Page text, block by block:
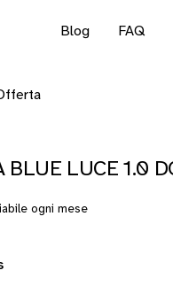
Blog FAQ
BLUE LUCE 1.0
ogni mese